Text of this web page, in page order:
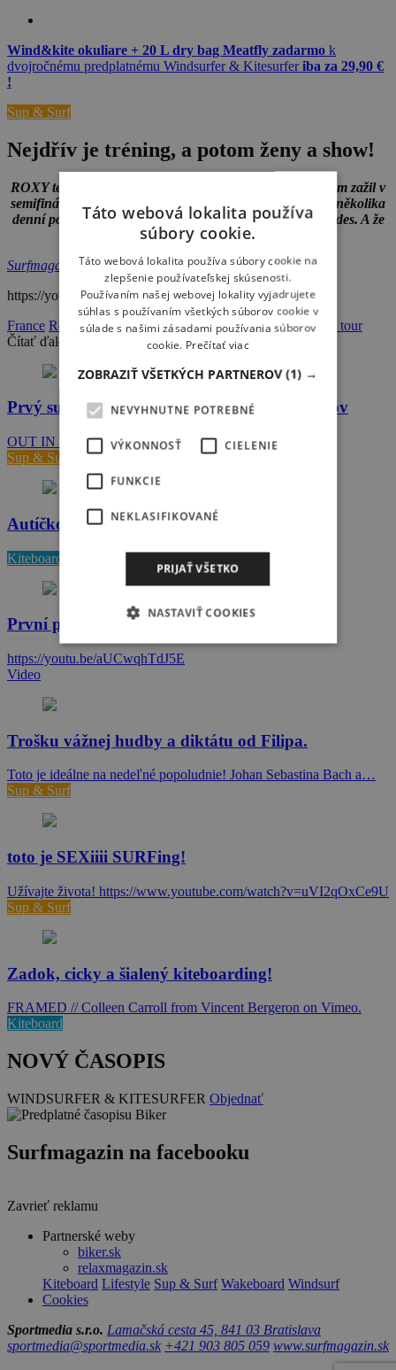
Wind&kite okuliare + 20 L dry bag Meatfly zadarmo k
dvojročnému predplatnému Windsurfer & Kitesurferiba za 29,90 €
!
Sup & Surf
Nejdřív je tréning, a potom ženy a show!
ROXY team riderka Bianca Buitendag, po tom co její team zažil v
semifinále US open, nemrha časem a trénuje. Odjela na několika
denní pobyt tvrdého výcviku do Francouzského Les Landes. A že
jí to běhá.. :)
Surfmagazín
https://youtu.be/OLNUnsOzNOc
France Roxy training Bianca Buitendag Roxy girl roxy pro tour
Čítať ďalej
Prvý surf road movie o komunite homoseuálov
OUT IN THE LINE-UP - Trailer from Gay Surfers on…
Sup & Surf
Autíčko zrodené pre kite :)
Kiteboard
První podzimní vlny jsou zpět, říká Sarah!
https://youtu.be/aUCwqhTdJ5E
Video
Trošku vážnej hudby a diktátu od Filipa.
Toto je ideálne na nedeľné popoludnie! Johan Sebastina Bach a…
Sup & Surf
toto je SEXiiii SURFing!
Užívajte života! https://www.youtube.com/watch?v=uVI2qOxCe9U
Sup & Surf
Zadok, cicky a šialený kiteboarding!
FRAMED // Colleen Carroll from Vincent Bergeron on Vimeo.
Kiteboard
NOVÝ ČASOPIS
WINDSURFER & KITESURFER Objednať
Surfmagazin na facebooku
Zavrieť reklamu
Partnerské weby
biker.sk
relaxmagazin.sk
Kiteboard Lifestyle Sup & Surf Wakeboard Windsurf
Cookies
Sportmedia s.r.o. Lamačská cesta 45, 841 03 Bratislava
sportmedia@sportmedia.sk +421 903 805 059 www.surfmagazin.sk
Táto webová lokalita používa
súbory cookie.
Táto webová lokalita používa súbory cookie na
zlepšenie používateľskej skúsenosti.
Používaním našej webovej lokality vyjadrujete
súhlas s používaním všetkých súborov cookie v
súlade s našimi zásadami používania súborov
cookie. Prečítať viac
ZOBRAZIŤ VŠETKÝCH PARTNEROV(1) →
NEVYHNUTNE POTREBNÉ
VÝKONNOSŤ CIELENIE
FUNKCIE
NEKLASIFIKOVANÉ
PRIJAŤ VŠETKO
NASTAVIŤ COOKIES